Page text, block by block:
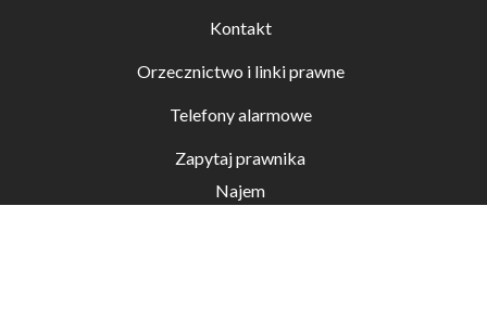
Kontakt
Orzecznictwo i linki prawne
Telefony alarmowe
Zapytaj prawnika
Najem